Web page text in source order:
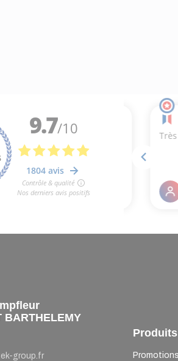
BARTHELEMY
group.fr
Produits
Promotions